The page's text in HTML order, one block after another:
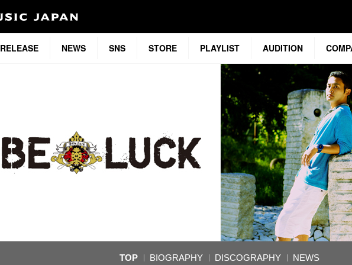
RELEASE NEWS SNS STORE PLAYLIST AUDITION
TOP BIOGRAPHY DISCOGRAPHY NEWS